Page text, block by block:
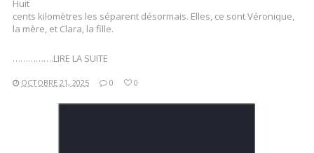
Huit
cents kilomètres les séparent désormais. Elles, ce sont Véronique,
la mère, et Clara, la fille.
…………….LIRE LA SUITE
OCTOBRE 21, 2025 0 0